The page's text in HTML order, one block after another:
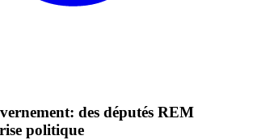
des députés REM
politique